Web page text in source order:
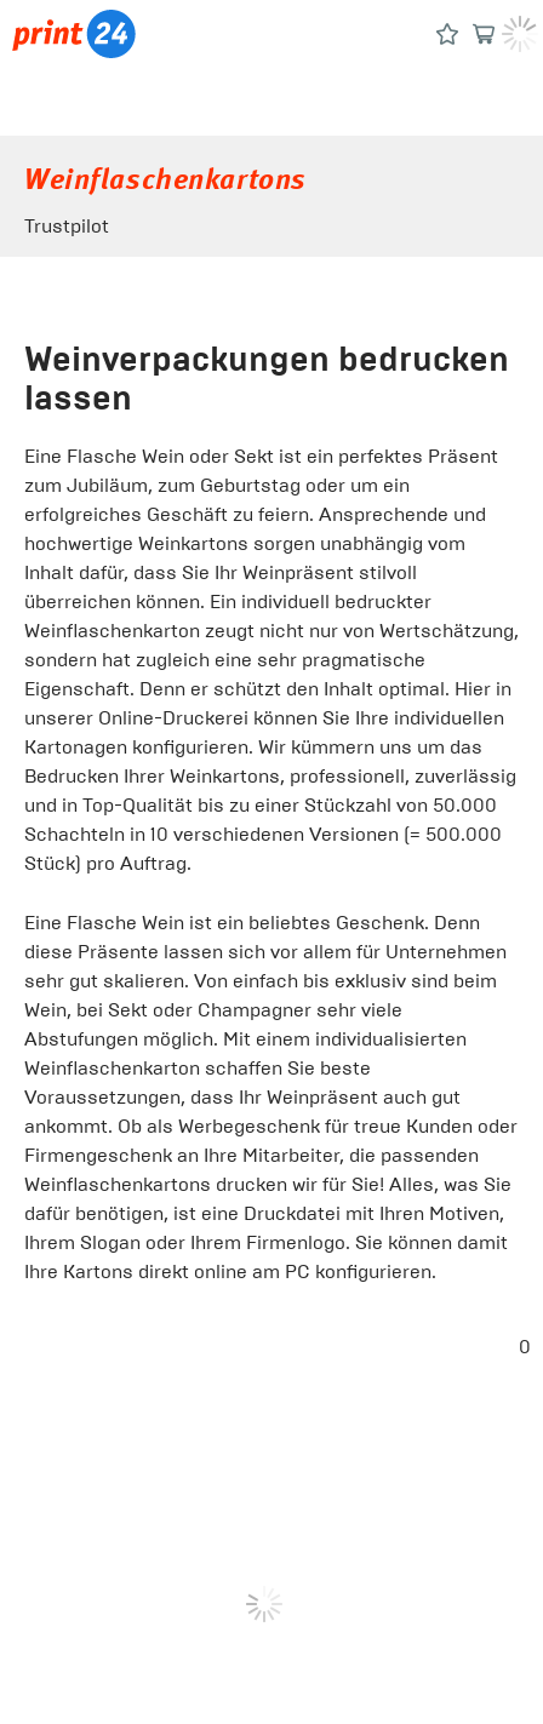
Weinflaschenkartons
Trustpilot
Weinverpackungen bedrucken
lassen
Eine Flasche Wein oder Sekt ist ein perfektes Präsent
zum Jubiläum, zum Geburtstag oder um ein
erfolgreiches Geschäft zu feiern. Ansprechende und
hochwertige Weinkartons sorgen unabhängig vom
Inhalt dafür, dass Sie Ihr Weinpräsent stilvoll
überreichen können. Ein individuell bedruckter
Weinflaschenkarton zeugt nicht nur von Wertschätzung,
sondern hat zugleich eine sehr pragmatische
Eigenschaft. Denn er schützt den Inhalt optimal. Hier in
unserer Online-Druckerei können Sie Ihre individuellen
Kartonagen konfigurieren. Wir kümmern uns um das
Bedrucken Ihrer Weinkartons, professionell, zuverlässig
und in Top-Qualität bis zu einer Stückzahl von 50.000
Schachteln in 10 verschiedenen Versionen (= 500.000
Stück) pro Auftrag.
Eine Flasche Wein ist ein beliebtes Geschenk. Denn
diese Präsente lassen sich vor allem für Unternehmen
sehr gut skalieren. Von einfach bis exklusiv sind beim
Wein, bei Sekt oder Champagner sehr viele
Abstufungen möglich. Mit einem individualisierten
Weinflaschenkarton schaffen Sie beste
Voraussetzungen, dass Ihr Weinpräsent auch gut
ankommt. Ob als Werbegeschenk für treue Kunden oder
Firmengeschenk an Ihre Mitarbeiter, die passenden
Weinflaschenkartons drucken wir für Sie! Alles, was Sie
dafür benötigen, ist eine Druckdatei mit Ihren Motiven,
Ihrem Slogan oder Ihrem Firmenlogo. Sie können damit
Ihre Kartons direkt online am PC konfigurieren.
0